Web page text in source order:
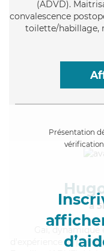
(ADVD).
convalescence
toilette/habillage,
Présentation
à
,
d'expérience et